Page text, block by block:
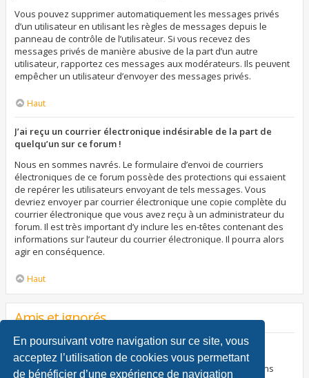
En poursuivant votre navigation sur ce site, vous
acceptez l’utilisation de cookies vous permettant
de bénéficier d’une expérience de navigation
Vous pouvez supprimer automatiquement les messages privés
d’un utilisateur en utilisant les règles de messages depuis le
panneau de contrôle de l’utilisateur. Si vous recevez des
messages privés de manière abusive de la part d’un autre
utilisateur, rapportez ces messages aux modérateurs. Ils peuvent
empêcher un utilisateur d’envoyer des messages privés.
Haut
J’ai reçu un courrier électronique indésirable de la part de
quelqu’un sur ce forum !
Nous en sommes navrés. Le formulaire d’envoi de courriers
électroniques de ce forum possède des protections qui essaient
de repérer les utilisateurs envoyant de tels messages. Vous
devriez envoyer par courrier électronique une copie complète du
courrier électronique que vous avez reçu à un administrateur du
forum. Il est très important d’y inclure les en-têtes contenant des
informations sur l’auteur du courrier électronique. Il pourra alors
agir en conséquence.
Haut
Amis et ignorés
À quoi sert ma liste d’amis et d’ignorés ?
Vous pouvez utiliser ces listes afin d’organiser et trier certains